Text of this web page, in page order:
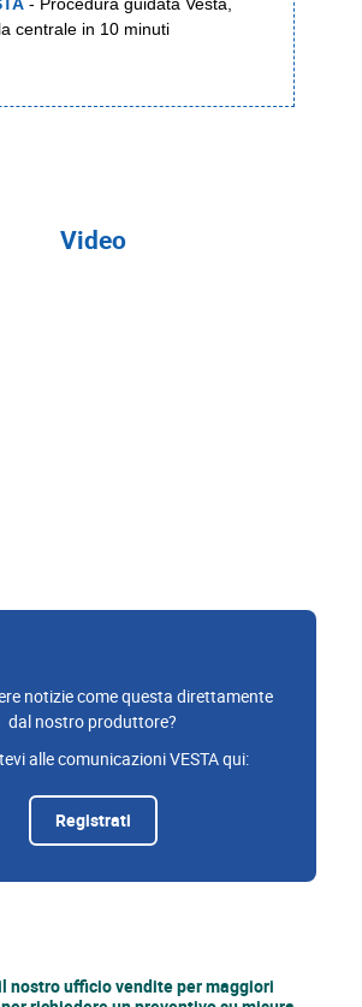
- Procedura guidata Vesta,
centrale in 10 minuti
Video
notizie come questa direttamente
dal nostro produttore?
alle comunicazioni VESTA qui:
Registrati
nostroufficio venditeper maggiori